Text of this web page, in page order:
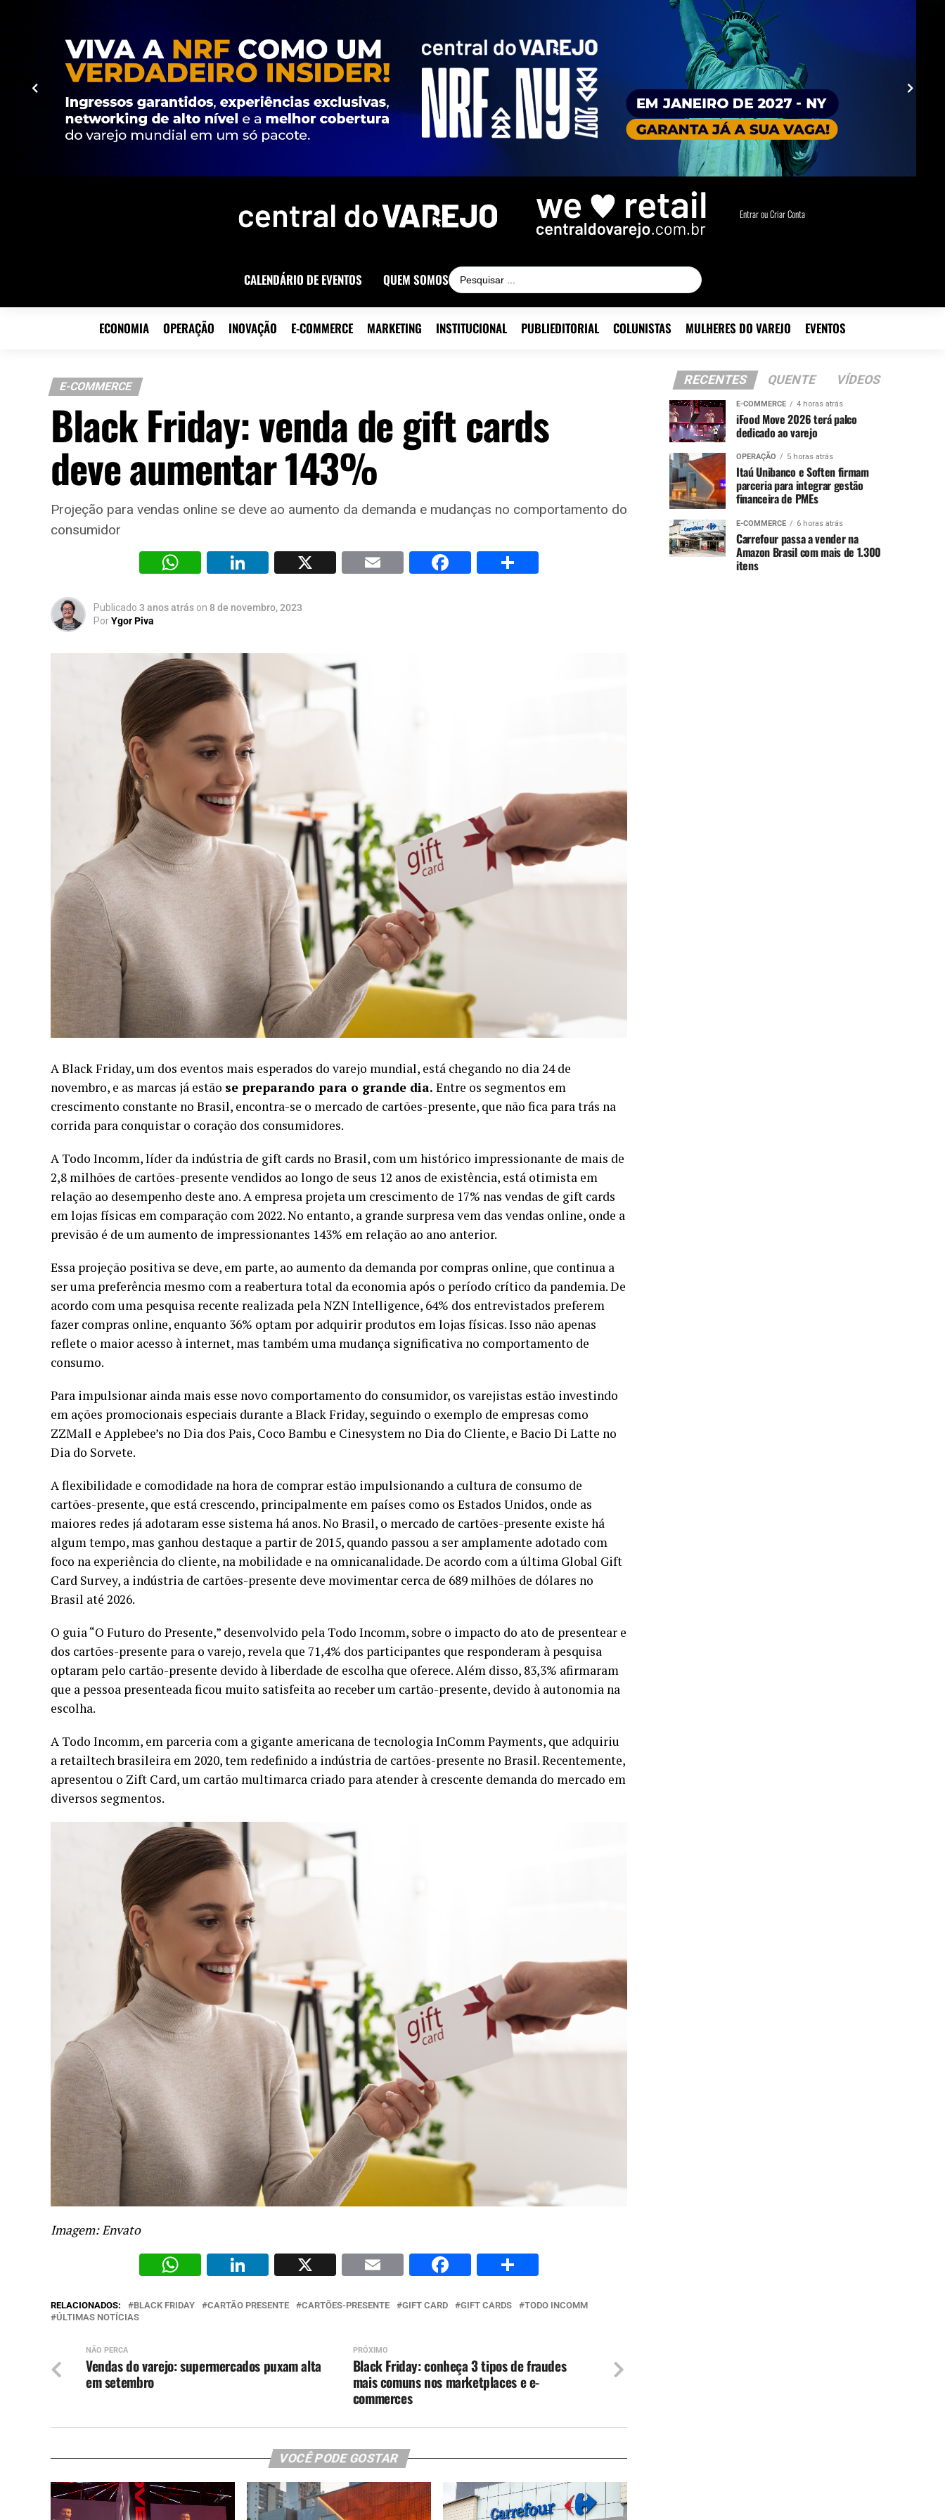
Entrar ou Criar Conta
CALENDÁRIO DE EVENTOS QUEM SOMOS
ECONOMIA OPERAÇÃO INOVAÇÃO E-COMMERCE MARKETING INSTITUCIONAL PUBLIEDITORIAL COLUNISTAS MULHERES DO VAREJO EVENTOS
E-COMMERCE
Black Friday: venda de gift cards
deve aumentar 143%
Projeção para vendas online se deve ao aumento da demanda e mudanças no comportamento do
consumidor
WhatsAppLinkedIn
X Email Facebook
Publicado 3 anos atrás on 8 de novembro, 2023
PorYgor Piva
A Black Friday, um dos eventos mais esperados do varejo mundial, está chegando no dia 24 de
novembro, e as marcas já estão se preparando para o grande dia. Entre os segmentos em
crescimento constante no Brasil, encontra-se o mercado de cartões-presente, que não fica para trás na
corrida para conquistar o coração dos consumidores.
A Todo Incomm, líder da indústria de gift cards no Brasil, com um histórico impressionante de mais de
2,8 milhões de cartões-presente vendidos ao longo de seus 12 anos de existência, está otimista em
relação ao desempenho deste ano. A empresa projeta um crescimento de 17% nas vendas de gift cards
em lojas físicas em comparação com 2022. No entanto, a grande surpresa vem das vendas online, onde a
previsão é de um aumento de impressionantes 143% em relação ao ano anterior.
Essa projeção positiva se deve, em parte, ao aumento da demanda por compras online, que continua a
ser uma preferência mesmo com a reabertura total da economia após o período crítico da pandemia. De
acordo com uma pesquisa recente realizada pela NZN Intelligence, 64% dos entrevistados preferem
fazer compras online, enquanto 36% optam por adquirir produtos em lojas físicas. Isso não apenas
reflete o maior acesso à internet, mas também uma mudança significativa no comportamento de
consumo.
Para impulsionar ainda mais esse novo comportamento do consumidor, os varejistas estão investindo
em ações promocionais especiais durante a Black Friday, seguindo o exemplo de empresas como
ZZMall e Applebee’s no Dia dos Pais, Coco Bambu e Cinesystem no Dia do Cliente, e Bacio Di Latte no
Dia do Sorvete.
A flexibilidade e comodidade na hora de comprar estão impulsionando a cultura de consumo de
cartões-presente, que está crescendo, principalmente em países como os Estados Unidos, onde as
maiores redes já adotaram esse sistema há anos. No Brasil, o mercado de cartões-presente existe há
algum tempo, mas ganhou destaque a partir de 2015, quando passou a ser amplamente adotado com
foco na experiência do cliente, na mobilidade e na omnicanalidade. De acordo com a última Global Gift
Card Survey, a indústria de cartões-presente deve movimentar cerca de 689 milhões de dólares no
Brasil até 2026.
O guia “O Futuro do Presente,” desenvolvido pela Todo Incomm, sobre o impacto do ato de presentear e
dos cartões-presente para o varejo, revela que 71,4% dos participantes que responderam à pesquisa
optaram pelo cartão-presente devido à liberdade de escolha que oferece. Além disso, 83,3% afirmaram
que a pessoa presenteada ficou muito satisfeita ao receber um cartão-presente, devido à autonomia na
escolha.
A Todo Incomm, em parceria com a gigante americana de tecnologia InComm Payments, que adquiriu
a retailtech brasileira em 2020, tem redefinido a indústria de cartões-presente no Brasil. Recentemente,
apresentou o Zift Card, um cartão multimarca criado para atender à crescente demanda do mercado em
diversos segmentos.
Imagem: Envato
WhatsAppLinkedIn
X Email Facebook
RELACIONADOS: BLACK FRIDAY CARTÃO PRESENTE CARTÕES-PRESENTE GIFT CARD GIFT CARDS
TODO INCOMM
ÚLTIMAS NOTÍCIAS
PRÓXIMO
Black Friday: conheça 3 tipos de fraudes
mais comuns nos marketplaces e e-
commerces
NÃO PERCA
Vendas do varejo: supermercados puxam alta
em setembro
VOCÊ PODE GOSTAR
RECENTES QUENTE VÍDEOS
E-COMMERCE 4 horas atrás
iFood Move 2026 terá palco
dedicado ao varejo
OPERAÇÃO 5 horas atrás
Itaú Unibanco e Soften firmam
parceria para integrar gestão
financeira de PMEs
E-COMMERCE 6 horas atrás
Carrefour passa a vender na
Amazon Brasil com mais de 1.300
itens